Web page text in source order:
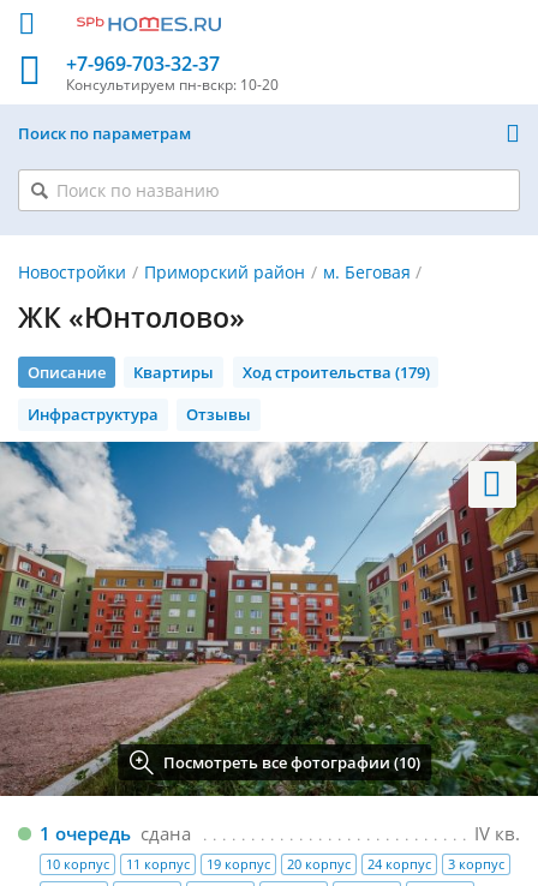
+7-969-703-32-37
Консультируем пн-вскр: 10-20
Поиск по параметрам
Новостройки Приморский район м. Беговая
ЖК «Юнтолово»
Описание Квартиры
Ход строительства (179)
Инфраструктура
Отзывы
Посмотреть все фотографии (10)
IV кв.
1 очередь сдана
10 корпус 11 корпус 19 корпус 20 корпус 24 корпус
3 корпус